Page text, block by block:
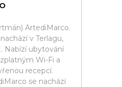
ArtediMarco.
v Terlagu,
Nabízí ubytování
Wi-Fi a
recepcí.
se nachází